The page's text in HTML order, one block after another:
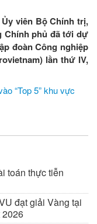
viên Bộ Chính trị,
Chính phủ đã tới dự
đoàn Công nghiệp
lần thứ IV,
“Top 5” khu vực
toán thực tiễn
đạt giải Vàng tại